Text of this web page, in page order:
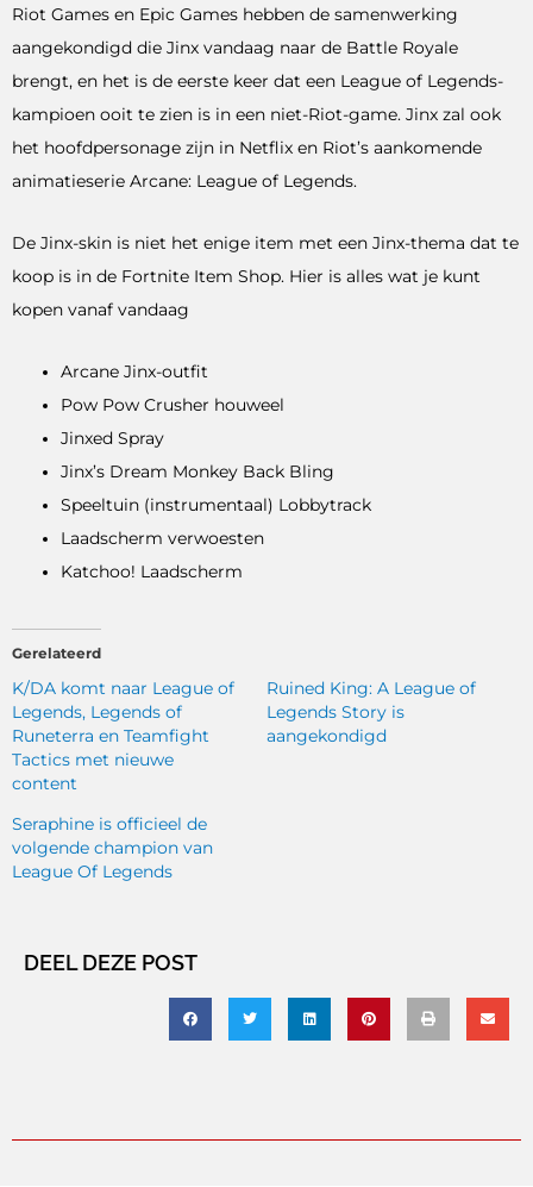
Riot Games en Epic Games hebben de samenwerking
aangekondigd die Jinx vandaag naar de Battle Royale
brengt, en het is de eerste keer dat een League of Legends-
kampioen ooit te zien is in een niet-Riot-game. Jinx zal ook
het hoofdpersonage zijn in Netflix en Riot’s aankomende
animatieserie Arcane: League of Legends.
De Jinx-skin is niet het enige item met een Jinx-thema dat te
koop is in de Fortnite Item Shop. Hier is alles wat je kunt
kopen vanaf vandaag
Arcane Jinx-outfit
Pow Pow Crusher houweel
Jinxed Spray
Jinx’s Dream Monkey Back Bling
Speeltuin (instrumentaal) Lobbytrack
Laadscherm verwoesten
Katchoo! Laadscherm
Gerelateerd
K/DA komt naar League of
Legends, Legends of
Runeterra en Teamfight
Tactics met nieuwe
content
Ruined King: A League of
Legends Story is
aangekondigd
Seraphine is officieel de
volgende champion van
League Of Legends
DEEL DEZE POST